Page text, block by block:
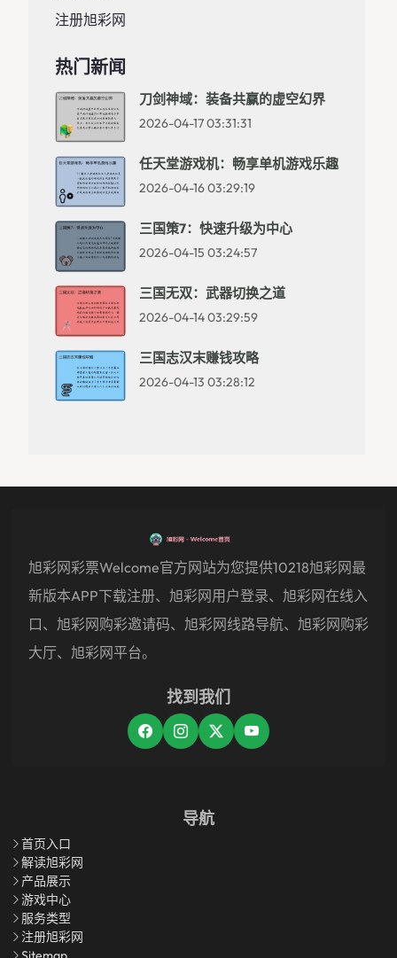
注册旭彩网
热门新闻
刀剑神域：装备共赢的虚空幻界
2026-04-17 03:31:31
任天堂游戏机：畅享单机游戏乐趣
2026-04-16 03:29:19
三国策7：快速升级为中心
2026-04-15 03:24:57
三国无双：武器切换之道
2026-04-14 03:29:59
三国志汉末赚钱攻略
2026-04-13 03:28:12
旭彩网彩票welcome官方网站为您提供10218旭彩网最
新版本APP下载注册、旭彩网用户登录、旭彩网在线入
口、旭彩网购彩邀请码、旭彩网线路导航、旭彩网购彩
大厅、旭彩网平台。
找到我们
导航
首页入口
解读旭彩网
产品展示
游戏中心
服务类型
注册旭彩网